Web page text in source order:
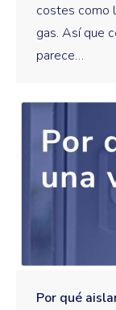
costes como
gas. Así que
parece…
Por qué